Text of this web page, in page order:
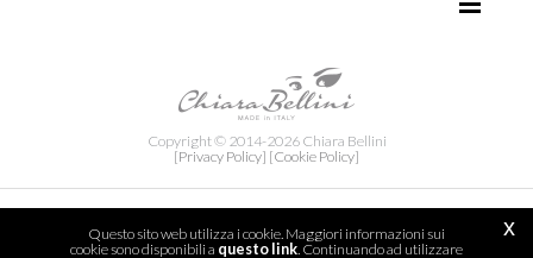
SITE MAP
Copyright © 2014-2026 Chiara Bellini
[Privacy Policy] [Cookie Policy]
x
Questo sito web utilizza i cookie. Maggiori informazioni sui
cookie sono disponibili a questo link. Continuando ad utilizzare